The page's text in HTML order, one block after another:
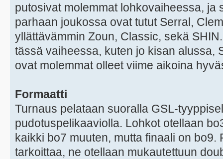
putosivat molemmat lohkovaiheessa, ja
parhaan joukossa ovat tutut Serral,
yllättävämmin Zoun, Classic, sekä
tässä vaiheessa, kuten jo kisan alussa,
ovat molemmat olleet viime aikoina
Formaatti
Turnaus pelataan suoralla GSL-
pudotuspelikaaviolla. Lohkot otellaan
kaikki bo7 muuten, mutta finaali on bo9.
tarkoittaa, ne otellaan mukautettuun